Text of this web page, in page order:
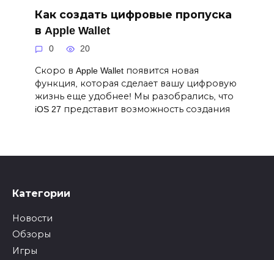
Как создать цифровые пропуска
в Apple Wallet
0 20
Скоро в Apple Wallet появится новая
функция, которая сделает вашу цифровую
жизнь еще удобнее! Мы разобрались, что
iOS 27 представит возможность создания
Категории
Новости
Обзоры
Игры